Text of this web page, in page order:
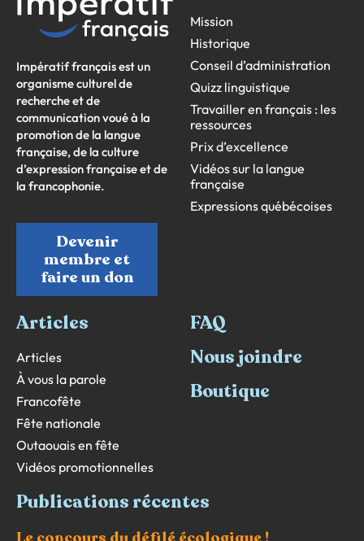
Impératif français est un
organisme culturel de
recherche et de
communication voué à la
promotion de la langue
française, de la culture
d’expression française et de
la francophonie.
Devenir
membre et
faire un don
Mission
Historique
Conseil d’administration
Quizz linguistique
Travailler en français : les
ressources
Prix d’excellence
Vidéos sur la langue
française
Expressions québécoises
Articles
Articles
À vous la parole
Francofête
Fête nationale
Outaouais en fête
Vidéos promotionnelles
FAQ
Nous joindre
Boutique
Publications récentes